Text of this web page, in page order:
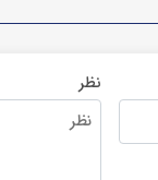
نظر